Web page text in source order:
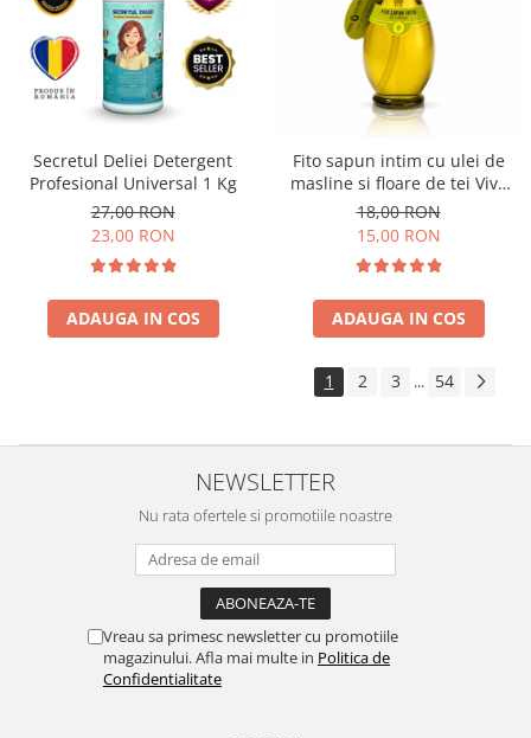
Secretul Deliei Detergent
Profesional Universal 1 Kg
27,00 RON
23,00 RON
ADAUGA IN COS
Fito sapun intim cu ulei de
masline si floare de tei Viva
Oliva 400 ml
18,00 RON
15,00 RON
ADAUGA IN COS
1 2 3 ... 54
NEWSLETTER
Nu rata ofertele si promotiile noastre
Vreau sa primesc newsletter cu promotiile
magazinului. Afla mai multe in Politica de
Confidentialitate